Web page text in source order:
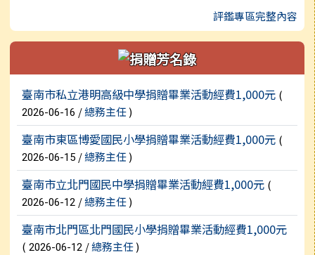
評鑑專區完整內容
新聞列表
臺南市私立港明高級中學捐贈畢業活動經費1,000元 (
2026-06-16 /總務主任)
臺南市東區博愛國民小學捐贈畢業活動經費1,000元 (
2026-06-15 /總務主任)
臺南市立北門國民中學捐贈畢業活動經費1,000元 (
2026-06-12 /總務主任)
臺南市北門區北門國民小學捐贈畢業活動經費1,000元
( 2026-06-12 /總務主任)